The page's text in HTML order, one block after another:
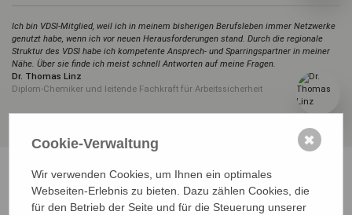
Ich bin VDSI-Mitglied, weil ich in meinem bisherigen Berufsleben immer Netzwerke
genutzt habe, wenn ich vor neuen Herausforderungen stand. Durch die regionale
Struktur des VDSI habe ich kompetente Ansprech- und Sparringspartner in meiner
Nähe. Über sie finde ich meist schnell Antworten auf meine Fragen.
Dr. Thomas Linz
Diplom-Chemiker und leitende Fachkraft für Arbeitssicherheit
Cookie-Verwaltung
Wir verwenden Cookies, um Ihnen ein optimales
Webseiten-Erlebnis zu bieten. Dazu zählen Cookies, die
für den Betrieb der Seite und für die Steuerung unserer
✖